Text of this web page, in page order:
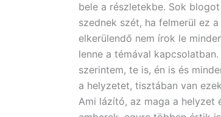
bele a részletekbe. Sok
szednek szét, ha felmerül ez
elkerülendő nem írok le
lenne a témával
szerintem, te is, én is és
a helyzetet, tisztában van
Ami lázító, az maga a helyzet